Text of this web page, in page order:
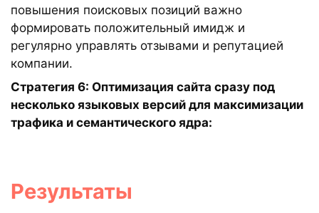
повышения поисковых позиций важно
формировать положительный имидж и
регулярно управлять отзывами и репутацией
компании.
Стратегия 6: Оптимизация сайта сразу под
несколько языковых версий для максимизации
трафика и семантического ядра:
Результаты